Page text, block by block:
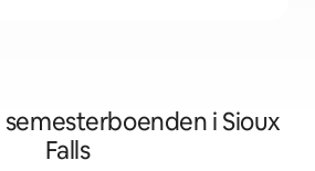
i Sioux
Falls